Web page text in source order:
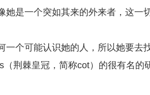
是一个突如其来的外来者，这一
个可能认识她的人，所以她要去
荆棘皇冠，简称cot）的很有名的